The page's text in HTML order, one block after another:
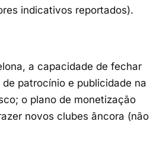
indicativos reportados).
a capacidade de fechar
patrocínio e publicidade na
o plano de monetização
novos clubes âncora (não